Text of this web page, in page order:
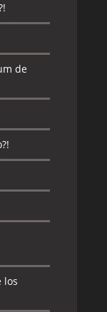
de
los